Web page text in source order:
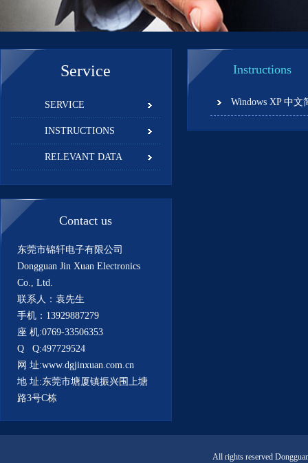
Service
SERVICE
INSTRUCTIONS
RELEVANT DATA
Contact us
东莞市锦轩电子有限公司
Dongguan Jin Xuan Electronics
Co., Ltd.
联系人：袁先生
手机：13929887279
座 机:0769-33506353
Q Q:497729524
网 址:www.dgjinxuan.com.cn
地 址:东莞市塘厦镇振兴围上塘
路3号C栋
Instructions
Windows XP 中文
All rights reserved